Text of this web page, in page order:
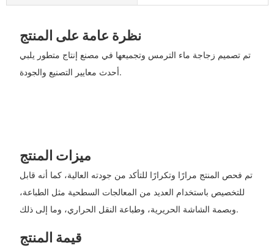
نظرة عامة على المنتج
تم تصميم زجاجة ماء الترمس وتجميعها في مصنع إنتاج متطور يلبي
أحدث معايير التصنيع والجودة.
ميزات المنتج
تم فحص المنتج مرارًا وتكرارًا للتأكد من جودته العالية، كما أنه قابل
للتخصيص باستخدام العديد من المعالجات السطحية مثل الطباعة،
وبصمة الشاشة الحريرية، وطباعة النقل الحراري، وما إلى ذلك.
قيمة المنتج